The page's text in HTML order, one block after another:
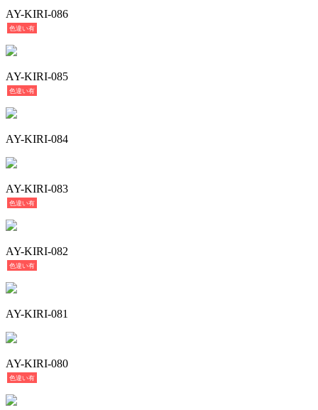
AY-KIRI-086
色違い有
AY-KIRI-085
色違い有
AY-KIRI-084
AY-KIRI-083
色違い有
AY-KIRI-082
色違い有
AY-KIRI-081
AY-KIRI-080
色違い有